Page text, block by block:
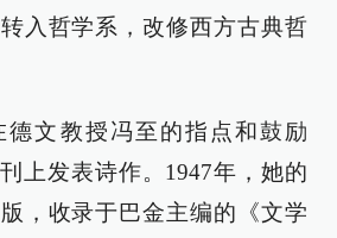
入哲学系，改修西方古典哲
德文教授冯至的指点和鼓励
上发表诗作。1947年，她的
，收录于巴金主编的《文学